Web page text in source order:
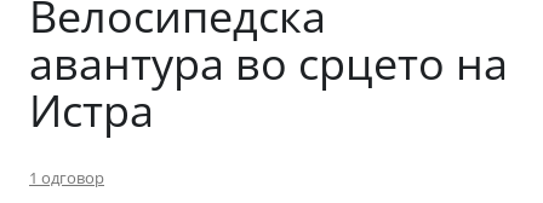
Велосипедска
авантура во срцето на
Истра
1 одговор